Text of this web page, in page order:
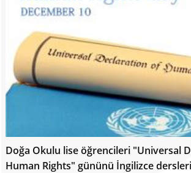
Doğa Okulu lise öğrencileri "Universal
Human Rights" gününü İngilizce